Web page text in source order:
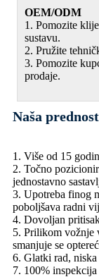
OEM/ODM
1. Pomozite
sustavu.
2. Pružite
3. Pomozite
prodaje.
Naša prednost
1. Više od 15
2. Točno
jednostavno
3. Upotreba finog
poboljšava radni
4. Dovoljan
5. Prilikom vožnje
smanjuje se
6. Glatki rad,
7. 100%